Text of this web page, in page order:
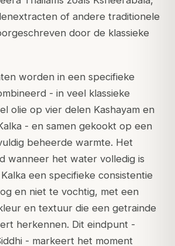
of andere traditionele
door de klassieke
worden in een specifieke
- in veel klassieke
olie op vier delen Kashayam en
- en samen gekookt op een
beheerde warmte. Het
wanneer het water volledig is
een specifieke consistentie
en niet te vochtig, met een
en textuur die een getrainde
herkennen. Dit eindpunt -
- markeert het moment